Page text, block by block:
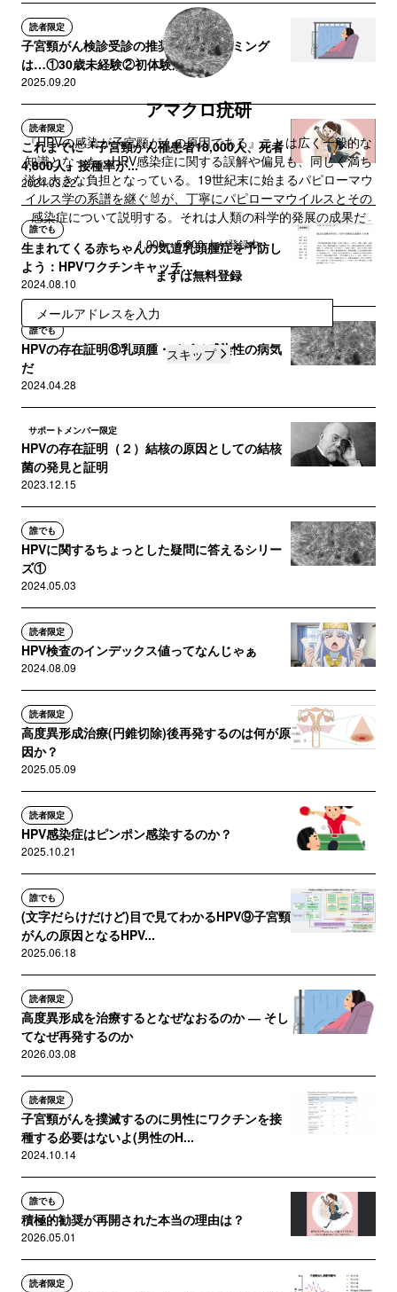
読者限定
子宮頸がん検診受診の推奨されるタイミング
は…①30歳未経験②初体験が早...
2025.09.20
読者限定
これまでに『子宮頸がん罹患者18,000人、死者
4,800人』接種率が...
2024.03.22
誰でも
生まれてくる赤ちゃんの気道乳頭腫症を予防し
よう：HPVワクチンキャッチ...
2024.08.10
誰でも
HPVの存在証明⑧乳頭腫・イボは感染性の病気
だ
2024.04.28
サポートメンバー限定
HPVの存在証明（２）結核の原因としての結核
菌の発見と証明
2023.12.15
誰でも
HPVに関するちょっとした疑問に答えるシリー
ズ①
2024.05.03
読者限定
HPV検査のインデックス値ってなんじゃぁ
2024.08.09
読者限定
高度異形成治療(円錐切除)後再発するのは何が原
因か？
2025.05.09
読者限定
HPV感染症はピンポン感染するのか？
2025.10.21
誰でも
(文字だらけだけど)目で見てわかるHPV⑨子宮頸
がんの原因となるHPV...
2025.06.18
読者限定
高度異形成を治療するとなぜなおるのか ― そし
てなぜ再発するのか
2026.03.08
読者限定
子宮頸がんを撲滅するのに男性にワクチンを接
種する必要はないよ(男性のH...
2024.10.14
誰でも
積極的勧奨が再開された本当の理由は？
2026.05.01
読者限定
アマクロ疣研
『HPVの感染が子宮頸がんの原因である』ことは広く一般的な
知識となった。HPV感染症に関する誤解や偏見も、同じく満ち
溢れ大きな負担となっている。19世紀末に始まるパピローマウ
イルス学の系譜を継ぐ🐰が、丁寧にパピローマウイルスとその
感染症について説明する。それは人類の科学的発展の成果だ
1,000 ~ 5,000 人が登録中
まずは無料登録
スキップ